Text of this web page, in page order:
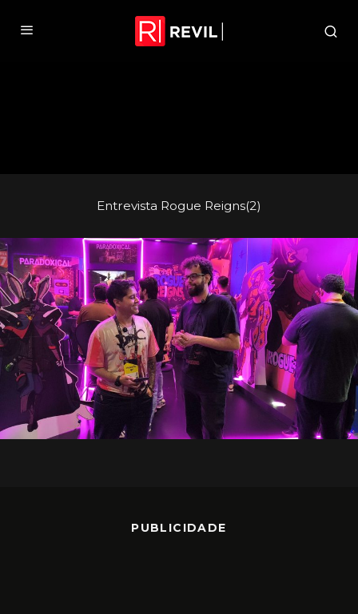
Entrevista Rogue Reigns(2)
PUBLICIDADE